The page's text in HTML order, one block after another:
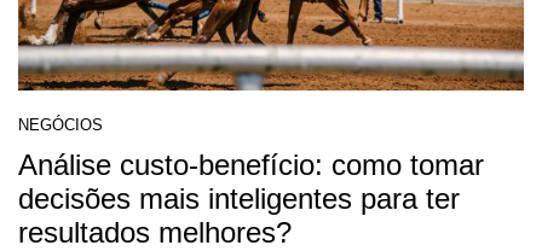
NEGÓCIOS
Análise custo-benefício: como tomar
decisões mais inteligentes para ter
resultados melhores?